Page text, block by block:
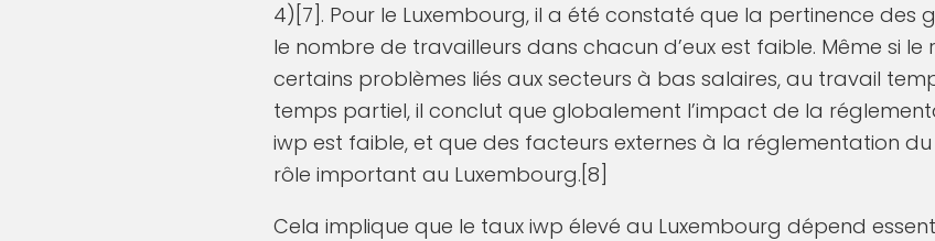
4)[7]. Pour le Luxembourg, il a été constaté que la pertinence des
le nombre de travailleurs dans chacun d’eux est faible. Même si
certains problèmes liés aux secteurs à bas salaires, au travail
temps partiel, il conclut que globalement l’impact de la
iwp est faible, et que des facteurs externes à la réglementation
rôle important au Luxembourg.[8]
Cela implique que le taux iwp élevé au Luxembourg dépend